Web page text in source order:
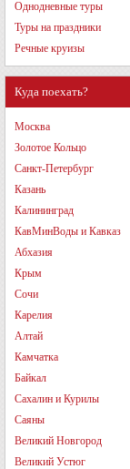
Однодневные туры
Туры на праздники
Речные круизы
Куда поехать?
Москва
Золотое Кольцо
Санкт-Петербург
Казань
Калининград
КавМинВоды и Кавказ
Абхазия
Крым
Сочи
Карелия
Алтай
Камчатка
Байкал
Сахалин и Курилы
Саяны
Великий Новгород
Великий Устюг